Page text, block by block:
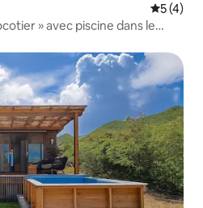
5 (4)
» avec piscine dans le